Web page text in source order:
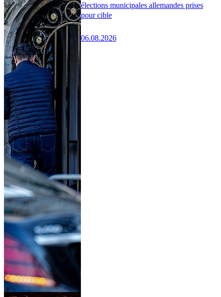
élections municipales allemandes prises
pour cible
06.08.2026